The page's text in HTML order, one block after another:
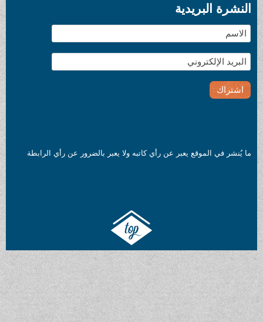
النشرة البريدية
ما يُنشر في الموقع يعبر عن رأي كاتبه ولا يعبر بالضرور عن رأي الرابطة